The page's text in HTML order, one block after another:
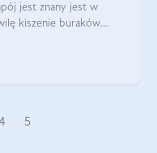
jest znany jest w
kiszenie buraków
5